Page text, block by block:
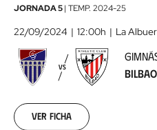
Gimnástica
Segoviana
-
Bilbao
Athletic 2024-
22
JORNADA 5| TEMP. 2024-25
22/09/2024 12:00h La
VS
Ver ficha